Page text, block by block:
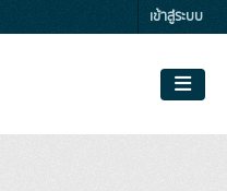
เข้าสู่ระบบ